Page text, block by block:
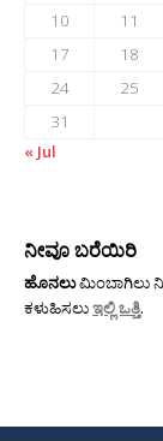
10
11
17
18
24
25
31
« Jul
ನೀವೂ ಬರೆಯಿರಿ
ಹೊನಲುಮಿಂಬಾಗಿಲು
ಕಳುಹಿಸಲುಇಲ್ಲಿ ಒತ್ತಿ.